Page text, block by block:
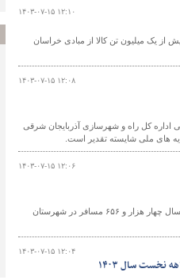
۱۴۰۳-۰۷-۱۵ ۱۲:۱۰
از یک میلیون تن کالا از مبادی خراسان
۱۴۰۳-۰۷-۱۵ ۱۲:۰۸
اداره کل راه و شهرسازی آذربایجان شرقی
های ملی شایسته تقدیر است.
۱۴۰۳-۰۷-۱۵ ۱۲:۰۶
رئیس اداره راهداری و حمل‌ونقل جاده‌ای شهرستان چاراویماق گفت: در شش‌ماهه اول امسال چهار هزار و ۶۵۶ مسافر در شهرستان
۱۴۰۳-۰۷-۱۵ ۱۲:۰۴